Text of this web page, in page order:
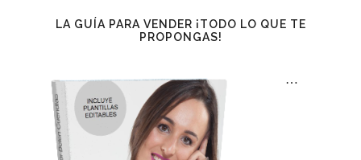
LA GUÍA PARA VENDER ¡TODO LO QUE TE
PROPONGAS!
…